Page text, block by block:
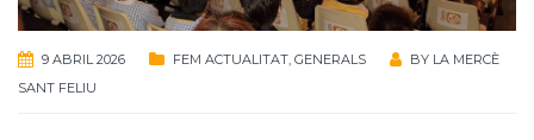
9 ABRIL 2026 FEM ACTUALITAT, GENERALS BY LA MERCÈ
SANT FELIU